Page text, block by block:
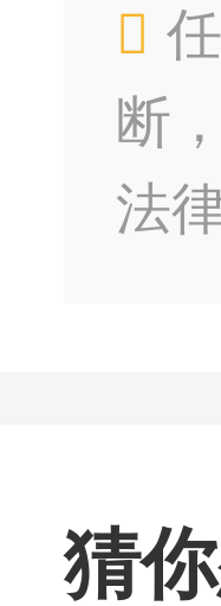
断
法
猜